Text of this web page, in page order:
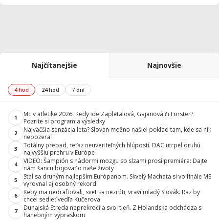
Najčítanejšie Najnovšie
4 hod 24 hod 7 dní
1
ME v atletike 2026: Kedy ide Zapletalová, Gajanová či Forster?
Pozrite si program a výsledky
2
Najväčšia senzácia leta? Slovan možno našiel poklad tam, kde sa nik
nepozeral
3
Totálny prepad, reťaz neuveriteľných hlúpostí. DAC utrpel druhú
najvyššiu prehru v Európe
4
VIDEO: Šampión s nádormi mozgu so slzami prosí premiéra: Dajte
nám šancu bojovať o naše životy
5
Stal sa druhým najlepším Európanom. Skvelý Machata si vo finále MS
vyrovnal aj osobný rekord
6
Keby ma nedraftovali, svet sa nezrúti, vraví mladý Slovák. Raz by
chcel sedieť vedľa Kučerova
7
Dunajská Streda neprekročila svoj tieň. Z Holandska odchádza s
hanebným výpraskom